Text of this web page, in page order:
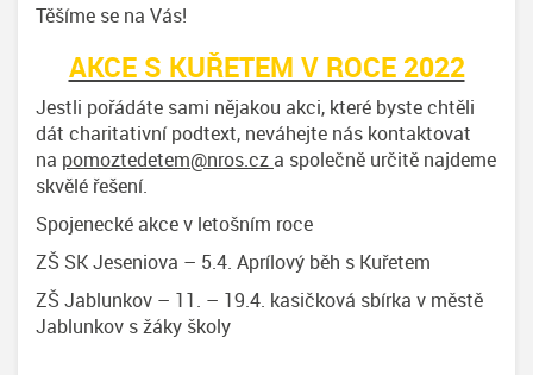
Těšíme se na Vás!
AKCE S KUŘETEM V ROCE 2022
Jestli pořádáte sami nějakou akci, které byste chtěli
dát charitativní podtext, neváhejte nás kontaktovat
na pomoztedetem@nros.cz a společně určitě najdeme
skvělé řešení.
Spojenecké akce v letošním roce
ZŠ SK Jeseniova – 5.4. Aprílový běh s Kuřetem
ZŠ Jablunkov – 11. – 19.4. kasičková sbírka v městě
Jablunkov s žáky školy